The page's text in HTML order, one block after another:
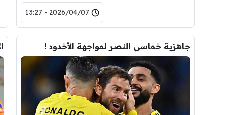
2026/04/07 - 13:27
جاهزية خماسي النصر لمواجهة الأخدود !